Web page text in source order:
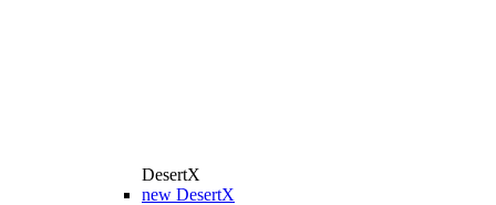
DesertX
new DesertX